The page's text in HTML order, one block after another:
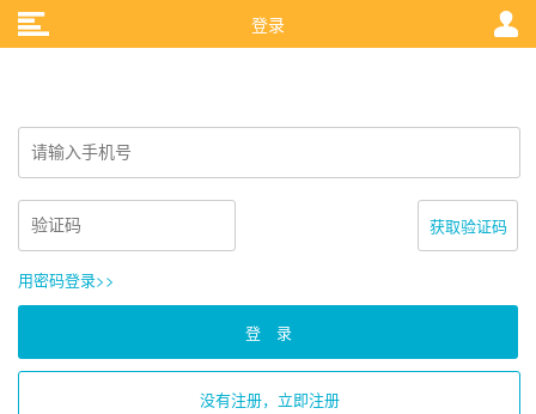
登录
获取验证码
用密码登录>>
登 录
没有注册，立即注册